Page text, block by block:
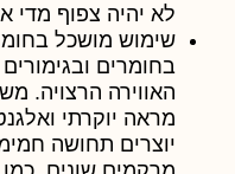
לא יהיה צפוף מדי או
שימוש מושכל
בחומרים ובגימורים
האווירה הרצויה.
מראה יוקרתי
יוצרים תחושה